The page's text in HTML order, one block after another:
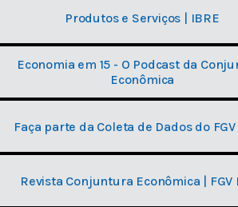
Produtos e Serviços | IBRE
Economia em 15 - O Podcast da
Econômica
Faça parte da Coleta de Dados do FGV
Revista Conjuntura Econômica | FGV